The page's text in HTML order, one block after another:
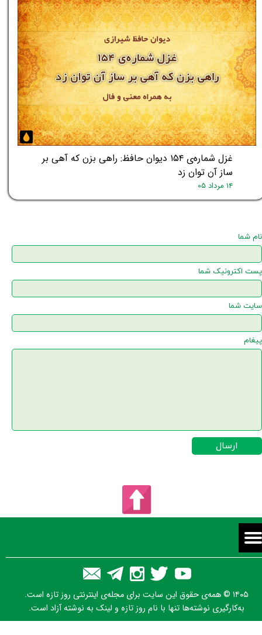
غزل شماره‌ی ۱۵۴ دیوان حافظ: راهی بزن که آهی بر
ساز آن توان زد
۱۴ مرداد ۰۵
نام شما
پست اکترونیک شما
سایت شما
پیغام
ارسال
۱۴۰۵ © همه‌ی حقوق این سایت برای مجله‌ی اینترنتی روز تازه است.
به‌کارگیری نوشته‌ها تنها با نام روز تازه و لینک به نوشته آزاد است.